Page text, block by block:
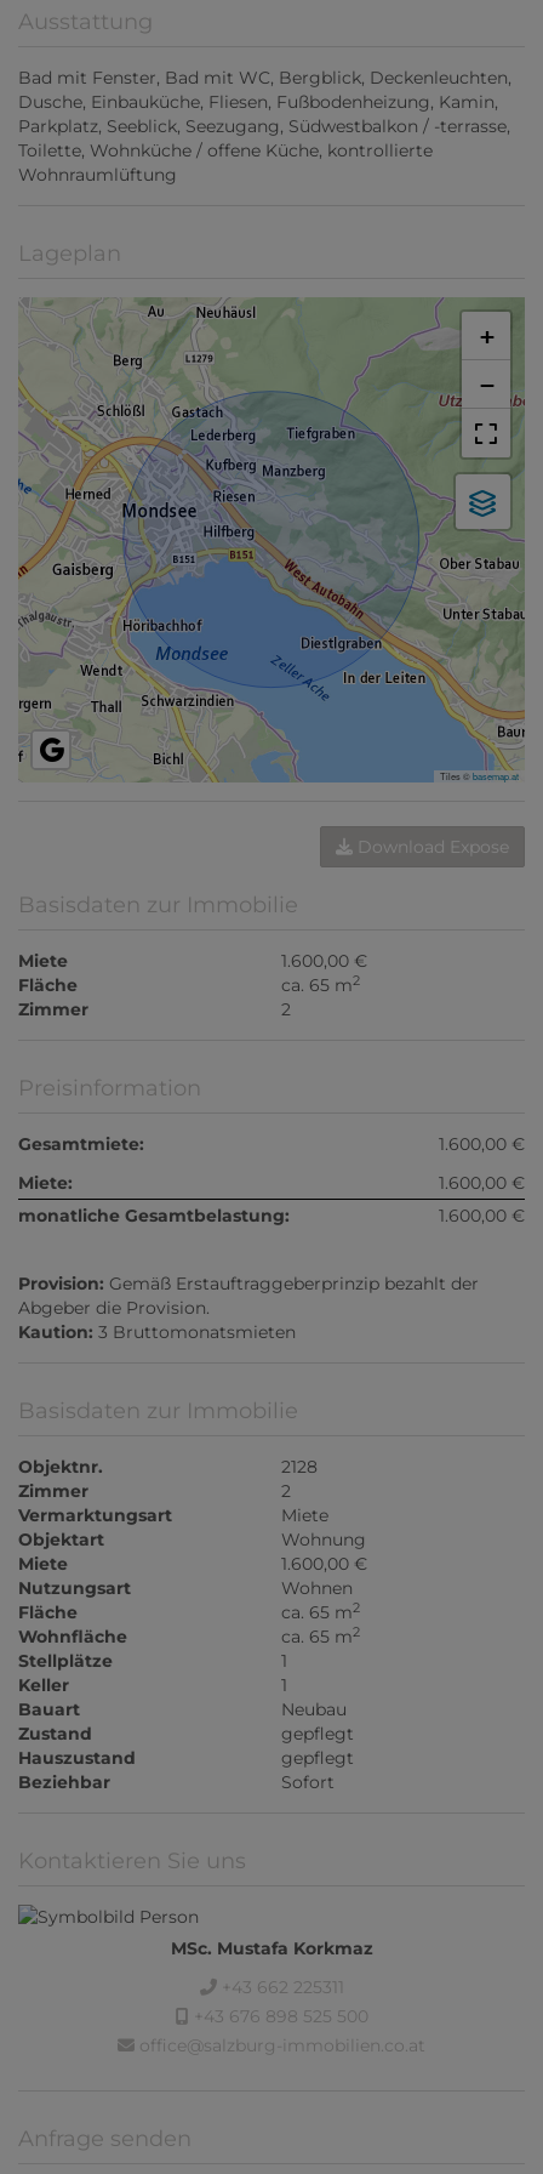
Ausstattung
Bad mit Fenster Bad mit WC Bergblick Deckenleuchten
Dusche Einbauküche Fliesen Fußbodenheizung Kamin
Parkplatz Seeblick Seezugang Südwestbalkon / -terrasse
Toilette Wohnküche / offene Küche kontrollierte
Wohnraumlüftung
Lageplan
+
−
Tiles ©basemap.at
Download Expose
Basisdaten zur Immobilie
Miete
1.600,00 €
Fläche
ca. 65 m2
Zimmer 2
Preisinformation
Gesamtmiete:
1.600,00 €
Miete:
1.600,00 €
monatliche Gesamtbelastung:
1.600,00 €
Provision: Gemäß Erstauftraggeberprinzip bezahlt der
Abgeber die Provision.
Kaution: 3 Bruttomonatsmieten
Basisdaten zur Immobilie
Objektnr.
2128
Zimmer
2
Vermarktungsart
Miete
Objektart
Wohnung
Miete
1.600,00 €
Nutzungsart
Wohnen
Fläche
ca. 65 m2
Wohnfläche ca. 65 m2
Stellplätze
1
Keller
1
Bauart
Neubau
Zustand
gepflegt
Hauszustand
gepflegt
Beziehbar
Sofort
Kontaktieren Sie uns
MSc. Mustafa Korkmaz
+43 662 225311
+43 676 898 525 500
office@salzburg-immobilien.co.at
Anfrage senden